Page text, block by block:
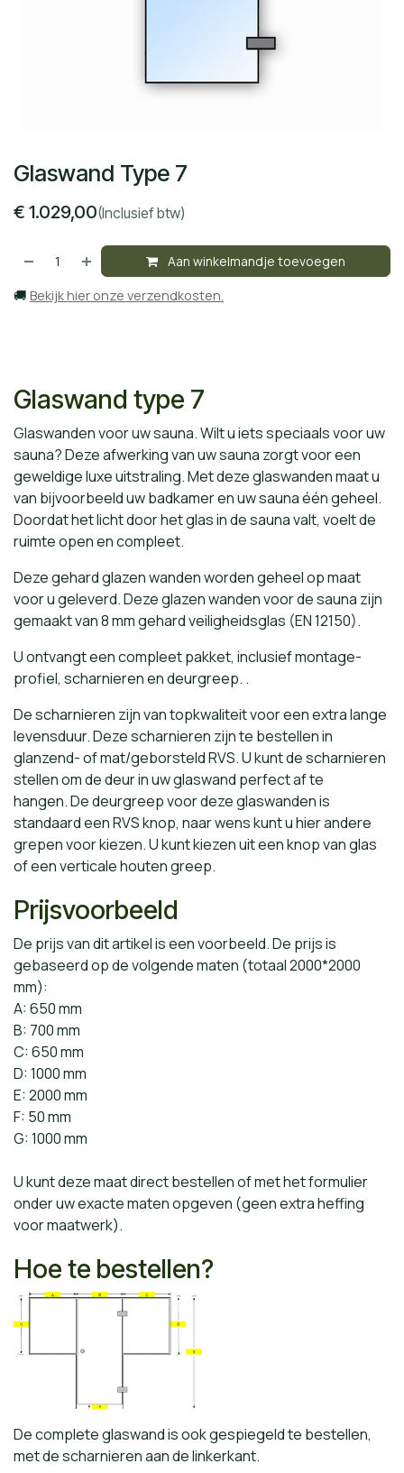
Glaswand Type 7
€ 1.029,00(Inclusief btw)
Aan winkelmandje toevoegen
🚚 Bekijk hier onze verzendkosten.
Glaswand type 7
Glaswanden voor uw sauna. Wilt u iets speciaals voor uw
sauna? Deze afwerking van uw sauna zorgt voor een
geweldige luxe uitstraling. Met deze glaswanden maat u
van bijvoorbeeld uw badkamer en uw sauna één geheel.
Doordat het licht door het glas in de sauna valt, voelt de
ruimte open en compleet.
Deze gehard glazen wanden worden geheel op maat
voor u geleverd. Deze glazen wanden voor de sauna zijn
gemaakt van 8 mm gehard veiligheidsglas (EN 12150).
U ontvangt een compleet pakket, inclusief montage-
profiel, scharnieren en deurgreep. .
De scharnieren zijn van topkwaliteit voor een extra lange
levensduur. Deze scharnieren zijn te bestellen in
glanzend- of mat/geborsteld RVS. U kunt de scharnieren
stellen om de deur in uw glaswand perfect af te
hangen. De deurgreep voor deze glaswanden is
standaard een RVS knop, naar wens kunt u hier andere
grepen voor kiezen. U kunt kiezen uit een knop van glas
of een verticale houten greep.
Prijsvoorbeeld
De prijs van dit artikel is een voorbeeld. De prijs is
gebaseerd op de volgende maten (totaal 2000*2000
mm):
A: 650 mm
B: 700 mm
C: 650 mm
D: 1000 mm
E: 2000 mm
F: 50 mm
G: 1000 mm
U kunt deze maat direct bestellen of met het formulier
onder uw exacte maten opgeven (geen extra heffing
voor maatwerk).
Hoe te bestellen?
De complete glaswand is ook gespiegeld te bestellen,
met de scharnieren aan de linkerkant.